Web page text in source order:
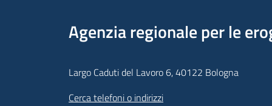
Agenzia regionale per le
Largo Caduti del Lavoro 6, 40122 Bologna
Cerca telefoni o indirizzi